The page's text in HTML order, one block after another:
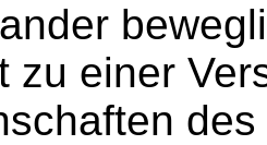
zu einer